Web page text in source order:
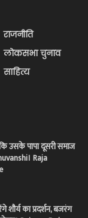
राजनीति
लोकसभा चुनाव
साहित्य
उसके पापा दूसरी समाज
Raja
का प्रदर्शन, बजरंग